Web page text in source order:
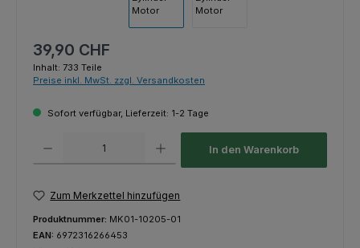
Regulärer Preis:
39,90 CHF
Inhalt: 733 Teile
Preise inkl. MwSt. zzgl. Versandkosten
Sofort verfügbar, Lieferzeit: 1-2 Tage
In den Warenkorb
Zum Merkzettel hinzufügen
Produktnummer: MK01-10205-01
EAN: 6972316266453